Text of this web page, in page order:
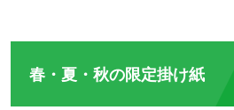
春・夏・秋の限定掛け紙